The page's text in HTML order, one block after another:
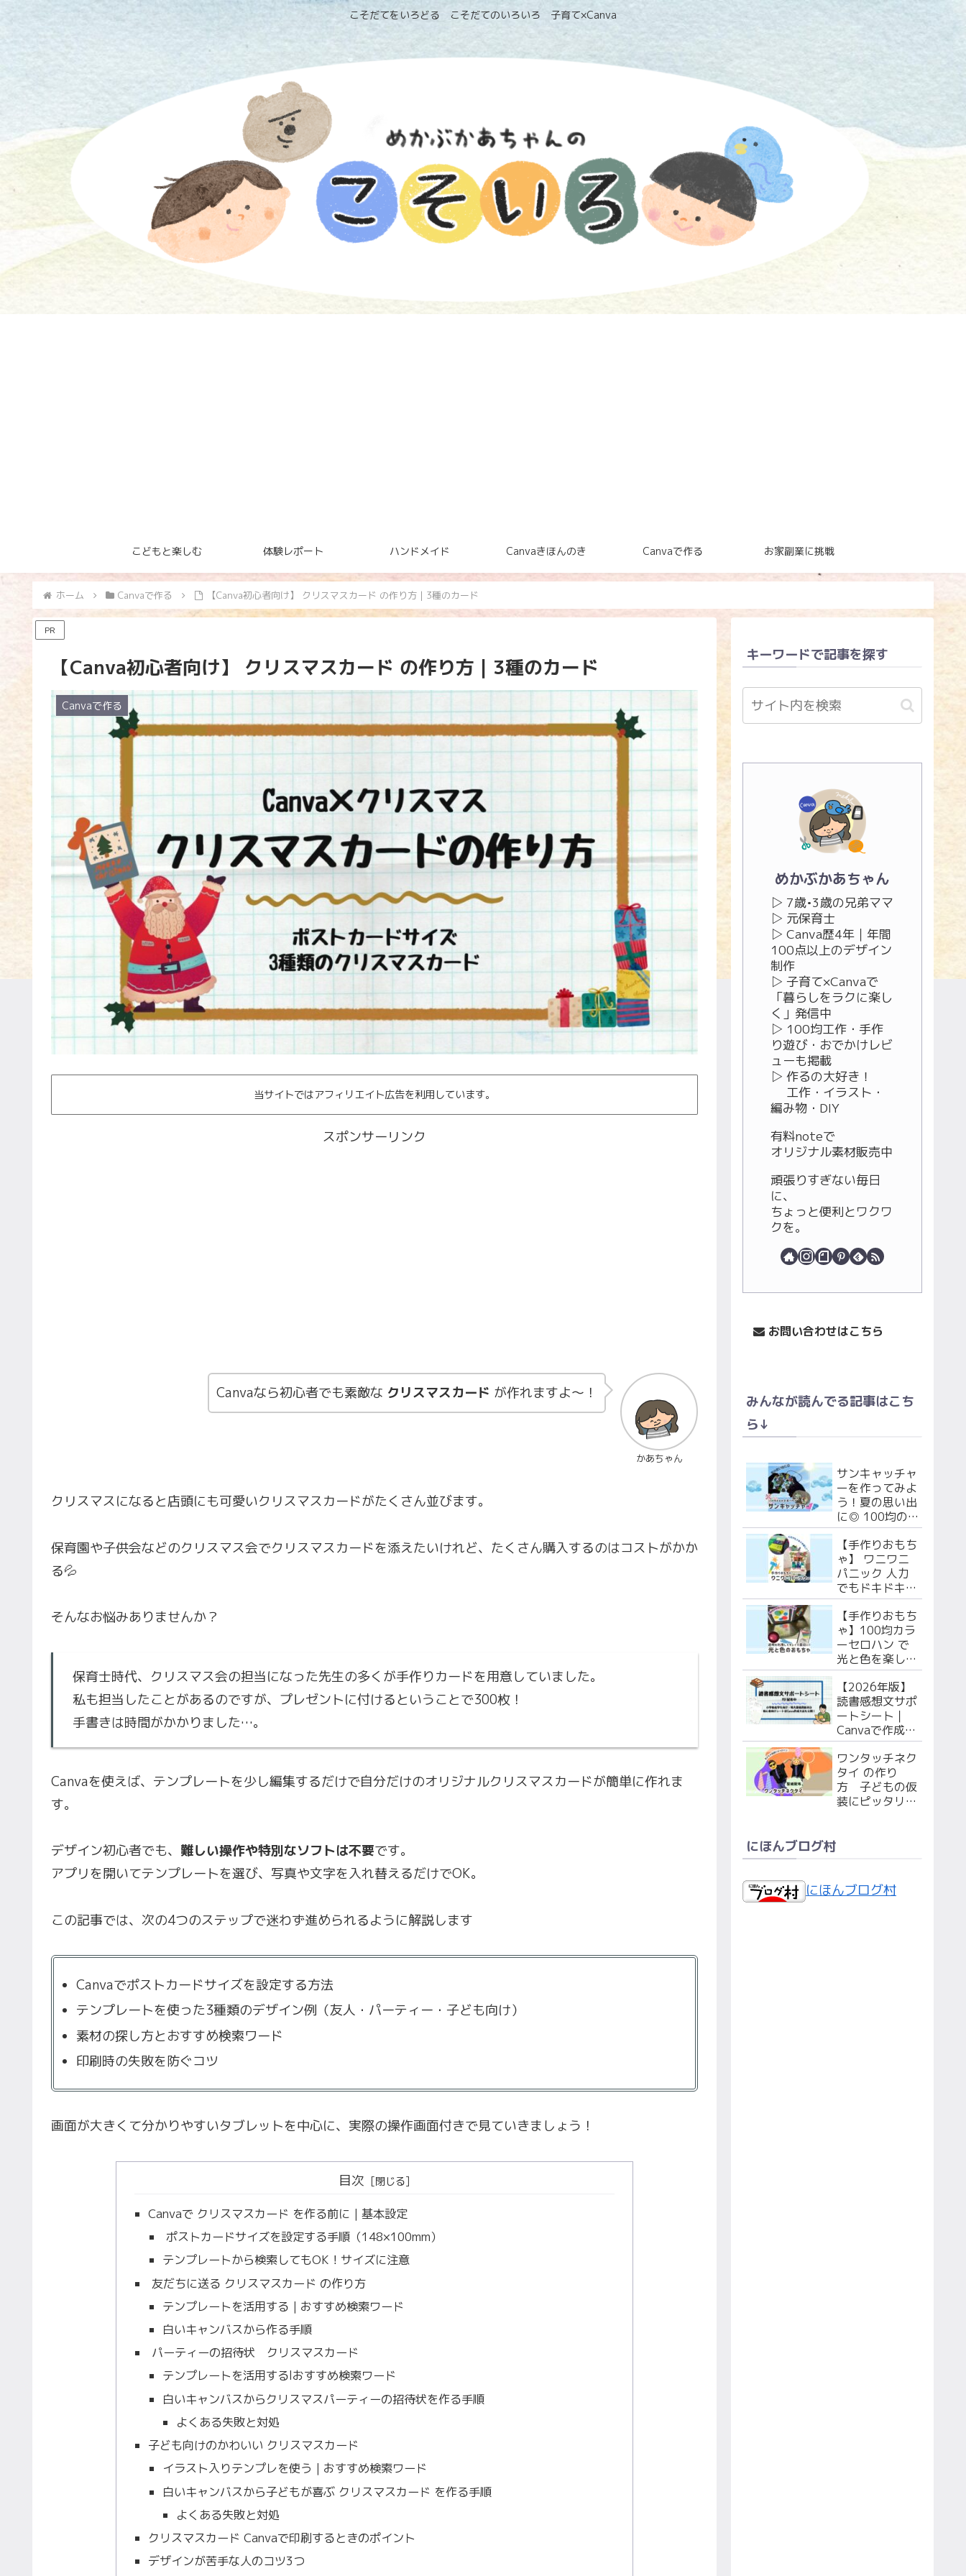
こそだてをいろどる こそだてのいろいろ 子育て×Canva
こどもと楽しむ 体験レポート ハンドメイド Canvaきほんのき Canvaで作る お家副業に挑戦
ホーム Canvaで作る 【Canva初心者向け】 クリスマスカード の作り方｜3種のカード
PR
【Canva初心者向け】 クリスマスカード の作り方｜3種のカード
Canvaで作る
当サイトではアフィリエイト広告を利用しています。
スポンサーリンク
かあちゃん
Canvaなら初心者でも素敵な クリスマスカード が作れますよ〜！
クリスマスになると店頭にも可愛いクリスマスカードがたくさん並びます。
保育園や子供会などのクリスマス会でクリスマスカードを添えたいけれど、たくさん購入するのはコストがかか
る💦
そんなお悩みありませんか？
保育士時代、クリスマス会の担当になった先生の多くが手作りカードを用意していました。
私も担当したことがあるのですが、プレゼントに付けるということで300枚！
手書きは時間がかかりました…。
Canvaを使えば、テンプレートを少し編集するだけで自分だけのオリジナルクリスマスカードが簡単に作れま
す。
デザイン初心者でも、 難しい操作や特別なソフトは不要です。
アプリを開いてテンプレートを選び、写真や文字を入れ替えるだけでOK。
この記事では、次の4つのステップで迷わず進められるように解説します
Canvaでポストカードサイズを設定する方法
テンプレートを使った3種類のデザイン例（友人・パーティー・子ども向け）
素材の探し方とおすすめ検索ワード
印刷時の失敗を防ぐコツ
画面が大きくて分かりやすいタブレットを中心に、実際の操作画面付きで見ていきましょう！
目次
Canvaで クリスマスカード を作る前に｜基本設定
ポストカードサイズを設定する手順（148×100mm）
テンプレートから検索してもOK！サイズに注意
友だちに送る クリスマスカード の作り方
テンプレートを活用する｜おすすめ検索ワード
白いキャンバスから作る手順
パーティーの招待状 クリスマスカード
テンプレートを活用するlおすすめ検索ワード
白いキャンバスからクリスマスパーティーの招待状を作る手順
よくある失敗と対処
子ども向けのかわいい クリスマスカード
イラスト入りテンプレを使う｜おすすめ検索ワード
白いキャンバスから子どもが喜ぶ クリスマスカード を作る手順
よくある失敗と対処
クリスマスカード Canvaで印刷するときのポイント
デザインが苦手な人のコツ3つ
キーワードで記事を探す
めかぶかあちゃん
▷ 7歳•3歳の兄弟ママ
▷ 元保育士
▷ Canva歴4年｜年間
100点以上のデザイン
制作
▷ 子育て×Canvaで
「暮らしをラクに楽し
く」発信中
▷ 100均工作・手作
り遊び・おでかけレビ
ューも掲載
▷ 作るの大好き！
工作・イラスト・
編み物・DIY
有料noteで
オリジナル素材販売中
頑張りすぎない毎日
に、
ちょっと便利とワクワ
クを。
お問い合わせはこちら
みんなが読んでる記事はこち
ら↓
サンキャッチャ
ーを作ってみよ
う！夏の思い出
に◎ 100均の
あの文具で作る
よ！
【手作りおもち
ゃ】 ワニワニ
パニック 人力
でもドキドキ楽
しい！段ボール
で作ろう！
【手作りおもち
ゃ】100均カラ
ーセロハン で
光と色を楽しも
う！ 赤ちゃん
（枠のPDF付
き）・幼児向け
２選
【2026年版】
読書感想文サポ
ートシート｜
Canvaで作成！
シート&特大マ
ス原稿用紙PDF
無料配布！
ワンタッチネク
タイ の作り
方 子どもの仮
装にピッタリ！
にほんブログ村
にほんブログ村